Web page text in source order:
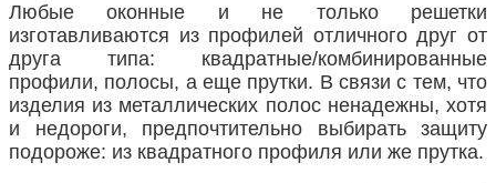
Любые оконные и не только решетки
изготавливаются из профилей отличного друг от
друга типа: квадратные/комбинированные
профили, полосы, а еще прутки. В связи с тем, что
изделия из металлических полос ненадежны, хотя
и недороги, предпочтительно выбирать защиту
подороже: из квадратного профиля или же прутка.